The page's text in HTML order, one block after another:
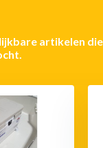
artikelen